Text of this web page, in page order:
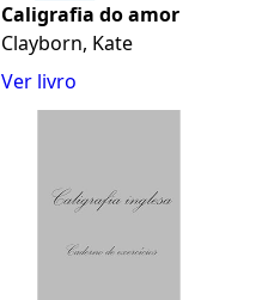
Caligrafia do amor
Clayborn, Kate
Ver livro